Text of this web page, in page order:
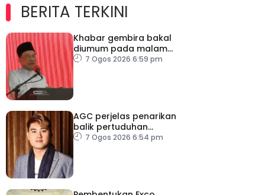
BERITA TERKINI
Khabar gembira bakal
diumum pada malam
ambang merdeka
7 Ogos 2026 6:59 pm
AGC perjelas penarikan
balik pertuduhan
terhadap Nicky Liow
7 Ogos 2026 6:54 pm